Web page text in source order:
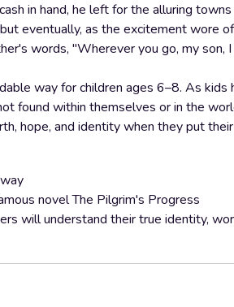
in hand, he left for the alluring
eventually, as the excitement wore
words, "Wherever you go, my son,
way for children ages 6–8. As kids
found within themselves or in the
hope, and identity when they put
novel The Pilgrim's Progress
will understand their true identity,